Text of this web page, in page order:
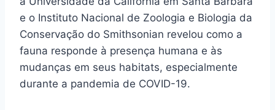
e o Instituto Nacional de Zoologia e Biologia da
Conservação do Smithsonian revelou como a
fauna responde à presença humana e às
mudanças em seus habitats, especialmente
durante a pandemia de COVID-19.